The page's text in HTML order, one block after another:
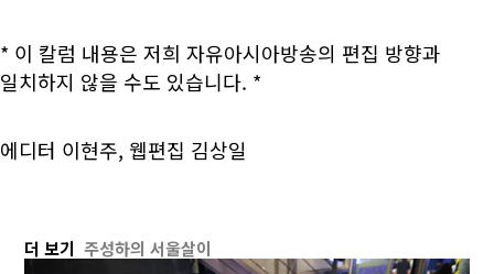
* 이 칼럼 내용은 저희 자유아시아방송의 편집 방향과
일치하지 않을 수도 있습니다. *
에디터 이현주, 웹편집 김상일
더 보기 주성하의 서울살이